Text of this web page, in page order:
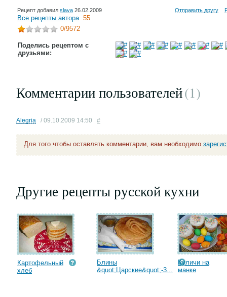
Рецепт добавил slava 26.02.2009 Отправить другу
Все рецепты автора 55
0/9572
Поделись рецептом с
друзьями:
Комментарии пользователей(1)
Alegria / 09.10.2009 14:50 #
Для того чтобы оставлять комментарии, вам необходимо
Другие рецепты русской кухни
Картофельный
хлеб
Блины
&quot;Царские&quot;-3...
Куличи на
манке